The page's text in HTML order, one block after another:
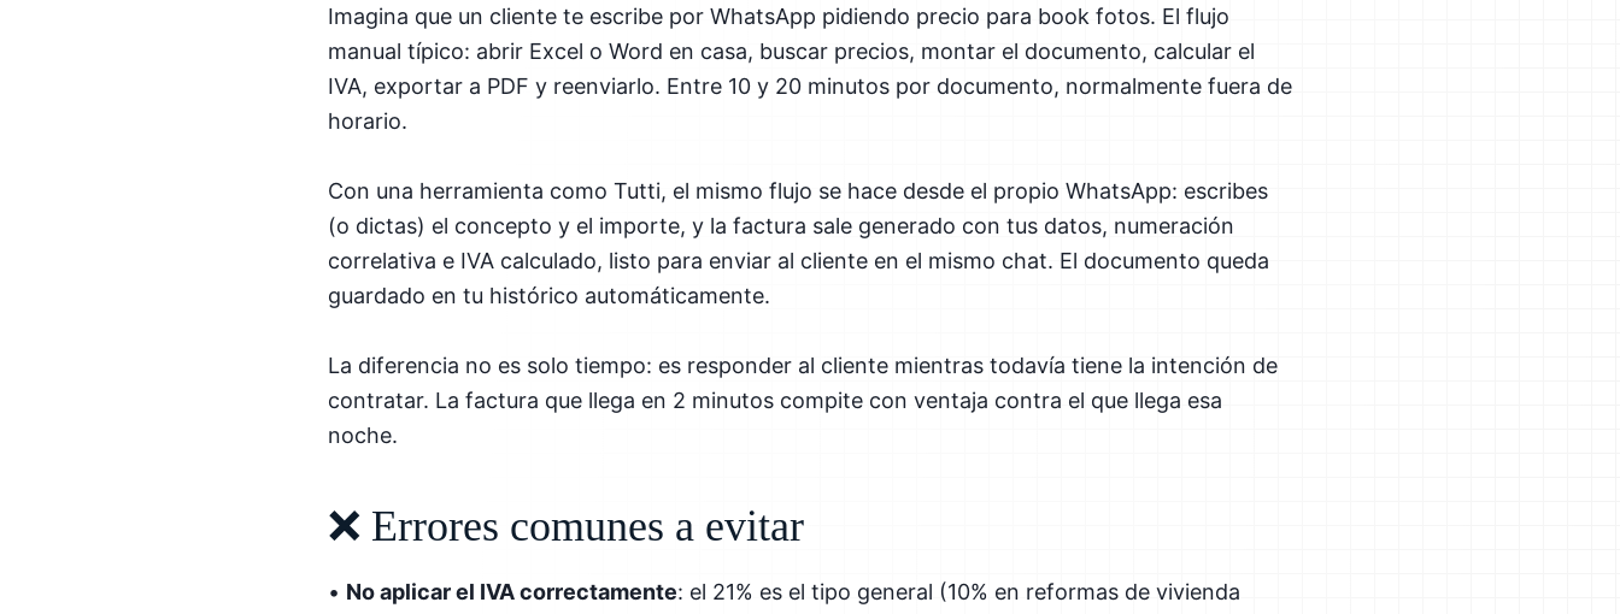
Imagina que un cliente te escribe por WhatsApp pidiendo precio para book fotos. El flujo
manual típico: abrir Excel o Word en casa, buscar precios, montar el documento, calcular el
IVA, exportar a PDF y reenviarlo. Entre 10 y 20 minutos por documento, normalmente fuera de
horario.
Con una herramienta como Tutti, el mismo flujo se hace desde el propio WhatsApp: escribes
(o dictas) el concepto y el importe, y la factura sale generado con tus datos, numeración
correlativa e IVA calculado, listo para enviar al cliente en el mismo chat. El documento queda
guardado en tu histórico automáticamente.
La diferencia no es solo tiempo: es responder al cliente mientras todavía tiene la intención de
contratar. La factura que llega en 2 minutos compite con ventaja contra el que llega esa
noche.
❌ Errores comunes a evitar
• No aplicar el IVA correctamente: el 21% es el tipo general (10% en reformas de vivienda